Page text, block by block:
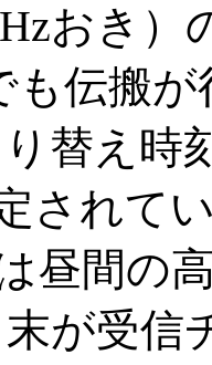
おき
も伝搬
替え時
されて
昼間の
が受信